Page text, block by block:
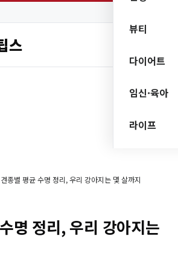
스
뷰티
다이어트
임신·육아
라이프
견종별 평균 수명 정리, 우리 강아지는 몇 살까지
명 정리, 우리 강아지는